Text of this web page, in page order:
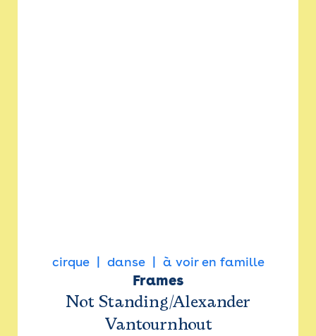
cirque danse à voir en famille
Frames
Not Standing/Alexander
Vantournhout